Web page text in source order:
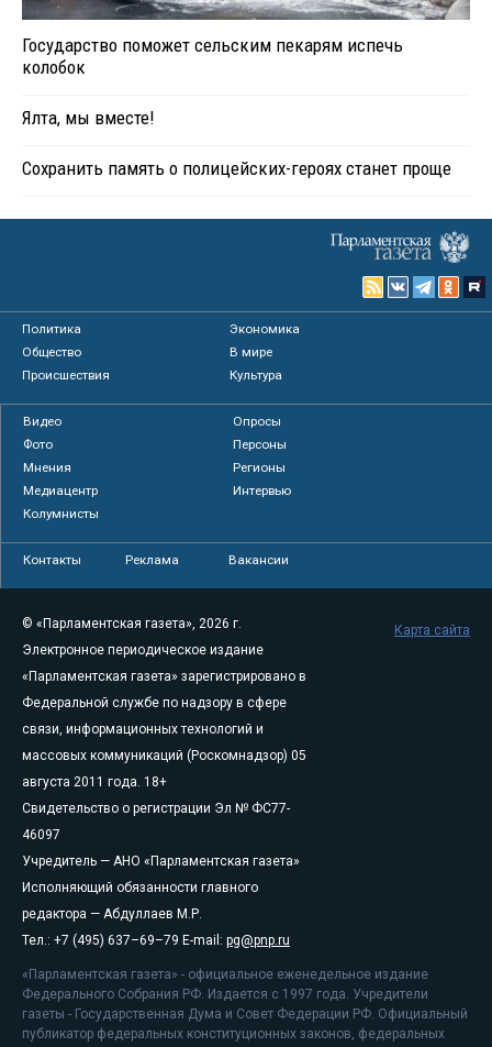
Государство поможет сельским пекарям испечь
колобок
Ялта, мы вместе!
Сохранить память о полицейских-героях станет проще
Политика
Экономика
Общество
В мире
Происшествия
Культура
Видео
Опросы
Фото
Персоны
Мнения
Регионы
Медиацентр
Интервью
Колумнисты
Контакты Реклама Вакансии
© «Парламентская газета», 2026 г.
Электронное периодическое издание
«Парламентская газета» зарегистрировано в
Федеральной службе по надзору в сфере
связи, информационных технологий и
массовых коммуникаций (Роскомнадзор) 05
августа 2011 года. 18+
Свидетельство о регистрации Эл № ФС77-
46097
Учредитель — АНО «Парламентская газета»
Исполняющий обязанности главного
редактора — Абдуллаев М.Р.
Тел.: +7 (495) 637–69–79 E-mail: pg@pnp.ru
«Парламентская газета» - официальное еженедельное издание
Федерального Собрания РФ. Издается с 1997 года. Учредители
газеты - Государственная Дума и Совет Федерации РФ. Официальный
публикатор федеральных конституционных законов, федеральных
Карта сайта